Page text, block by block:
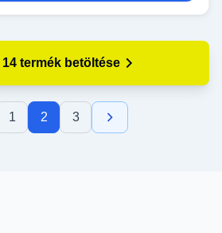
termék betöltése
1 2 3